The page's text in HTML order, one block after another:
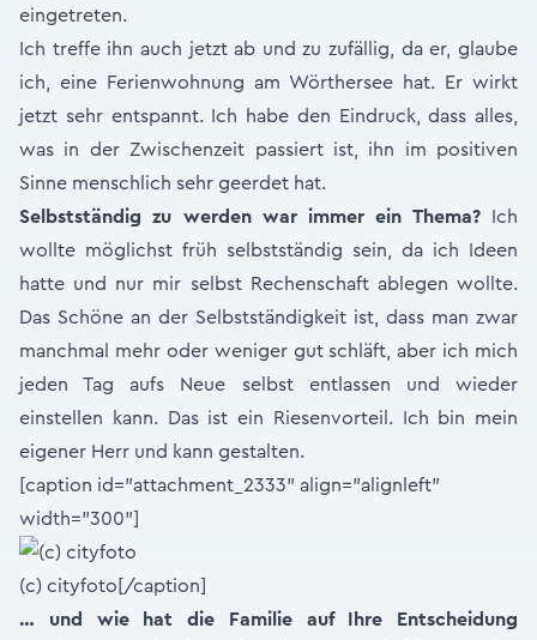
eingetreten.
Ich treffe ihn auch jetzt ab und zu zufällig, da er, glaube
ich, eine Ferienwohnung am Wörthersee hat. Er wirkt
jetzt sehr entspannt. Ich habe den Eindruck, dass alles,
was in der Zwischenzeit passiert ist, ihn im positiven
Sinne menschlich sehr geerdet hat.
Selbstständig zu werden war immer ein Thema?Ich
wollte möglichst früh selbstständig sein, da ich Ideen
hatte und nur mir selbst Rechenschaft ablegen wollte.
Das Schöne an der Selbstständigkeit ist, dass man zwar
manchmal mehr oder weniger gut schläft, aber ich mich
jeden Tag aufs Neue selbst entlassen und wieder
einstellen kann. Das ist ein Riesenvorteil. Ich bin mein
eigener Herr und kann gestalten.
[caption id="attachment_2333" align="alignleft"
width="300"]
(c) cityfoto[/caption]
… und wie hat die Familie auf Ihre Entscheidung